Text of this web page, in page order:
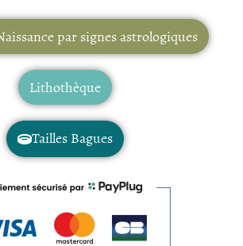
par signes astrologiques
Lithothèque
Tailles Bagues